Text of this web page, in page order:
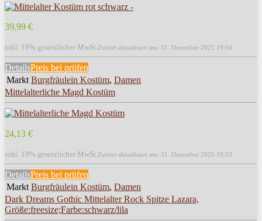
39,99 €
inkl. 19% gesetzlicher MwSt. Zuletzt aktualisiert am: 31. Dezember 2025 19:04
DetailsPreis bei prüfen
Markt Burgfräulein Kostüm, Damen
Mittelalterliche Magd Kostüm
24,13 €
inkl. 19% gesetzlicher MwSt. Zuletzt aktualisiert am: 31. Dezember 2025 19:03
DetailsPreis bei prüfen
Markt Burgfräulein Kostüm, Damen
Dark Dreams Gothic Mittelalter Rock Spitze Lazara,
Größe:freesize;Farbe:schwarz/lila